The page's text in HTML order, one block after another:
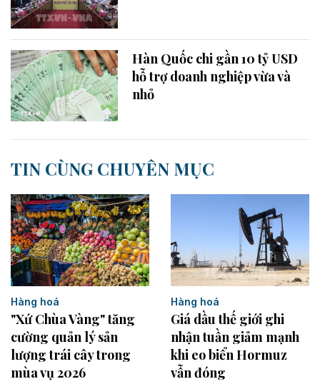
Hàn Quốc chi gần 10 tỷ USD
hỗ trợ doanh nghiệp vừa và
nhỏ
TIN CÙNG CHUYÊN MỤC
Hàng hoá
"Xứ Chùa Vàng" tăng
cường quản lý sản
lượng trái cây trong
mùa vụ 2026
Hàng hoá
Giá dầu thế giới ghi
nhận tuần giảm mạnh
khi eo biển Hormuz
vẫn đóng